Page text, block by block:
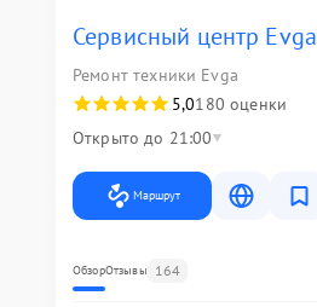
Сервисный центр Evga
Ремонт техники Evga
5,0180 оценки
Открыто до 21:00
Маршрут
ОбзорОтзывы 164